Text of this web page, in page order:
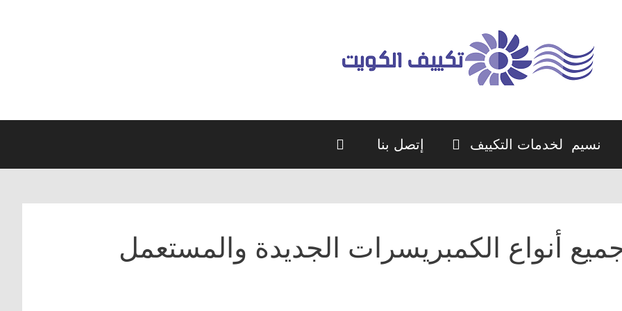
نسيم لخدمات التكييف إتصل بنا
أنواع الكمبريسرات الجديدة والمستعمل